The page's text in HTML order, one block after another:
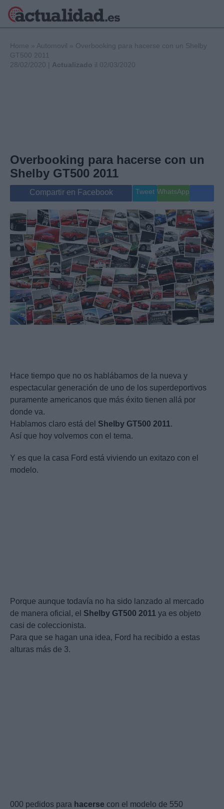
Internacional
Viajes
Musica
Home » Automovil » Overbooking para hacerse con un Shelby
GT500 2011
28/02/2020 | Actualizado il 02/03/2020
Overbooking para hacerse con un
Shelby GT500 2011
Compartir en Facebook Tweet WhatsApp
Hace tiempo que no os hablábamos de la nueva y
espectacular generación de uno de los superdeportivos
puramente americanos que más éxito tienen allá por
donde va.
Hablamos claro está del Shelby GT500 2011.
Así que hoy volvemos con el tema.
Y es que la casa Ford está viviendo un exitazo con el
modelo.
Porque aunque todavía no ha sido lanzado al mercado
de manera oficial, el Shelby GT500 2011 ya es objeto
casi de coleccionista.
Para que se hagan una idea, Ford ha recibido a estas
alturas más de 3.
000 pedidos para hacerse con el modelo de 550